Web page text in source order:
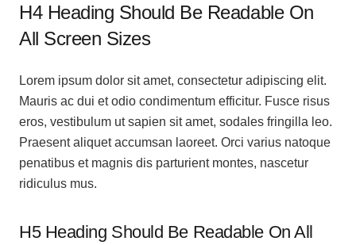
H4 Heading Should Be Readable On
All Screen Sizes
Lorem ipsum dolor sit amet, consectetur adipiscing elit.
Mauris ac dui et odio condimentum efficitur. Fusce risus
eros, vestibulum ut sapien sit amet, sodales fringilla leo.
Praesent aliquet accumsan laoreet. Orci varius natoque
penatibus et magnis dis parturient montes, nascetur
ridiculus mus.
H5 Heading Should Be Readable On All